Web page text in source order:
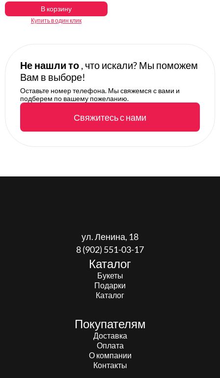
Купить в один клик
В корзину
Не нашли то , что искали? Мы поможем
Вам в выборе!
Оставьте номер телефона. Мы свяжемся с вами и
подберем по вашему пожеланию.
Свяжитесь с нами
ул. Ленина, 18
8 (902) 551-03-17
Каталог
Букеты
Подарки
Каталог
Покупателям
Доставка
Оплата
О компании
Контакты